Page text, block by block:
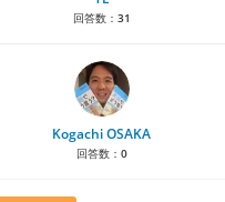
回答数： 31
Kogachi OSAKA
回答数： 0